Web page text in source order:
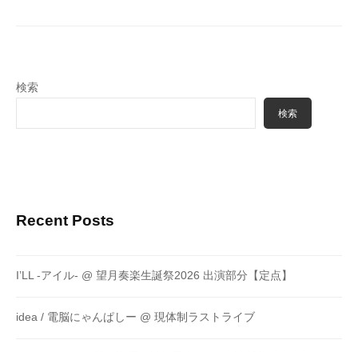
検索
検索
Recent Posts
I’LL -アイル- @ 望月奏楽生誕祭2026 出演部分【定点】
idea / 電脳にゃんぱしー @ 現体制ラストライブ